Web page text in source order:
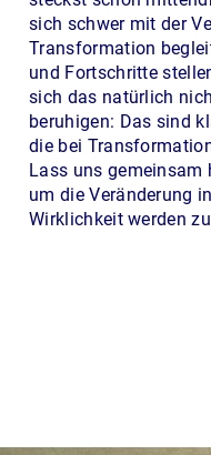
sich schwer mit der
Transformation
und Fortschritte
sich das natürlich
beruhigen: Das sind
die bei
Lass uns gemeinsam
um die Veränderung
Wirklichkeit werden